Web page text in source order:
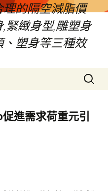
的隔空減脂價
緊緻身型,雕塑身
塑身等三種效
搜
尋
鍵
字:
進需求荷重元引